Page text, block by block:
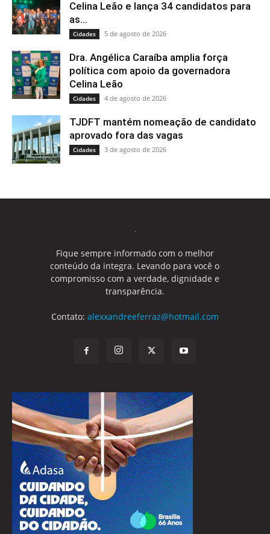
Celina Leão e lança 34 candidatos para
as...
Cidades 5 de agosto de 2026
Dra. Angélica Caraíba amplia força
política com apoio da governadora
Celina Leão
Cidades 4 de agosto de 2026
TJDFT mantém nomeação de candidato
aprovado fora das vagas
Cidades 3 de agosto de 2026
Fique sempre informado com o melhor
conteúdo da integra. Levando para você o
compromisso com a verdade, dignidade e
transparência.
Contato: alexxandreeferraz@hotmail.com